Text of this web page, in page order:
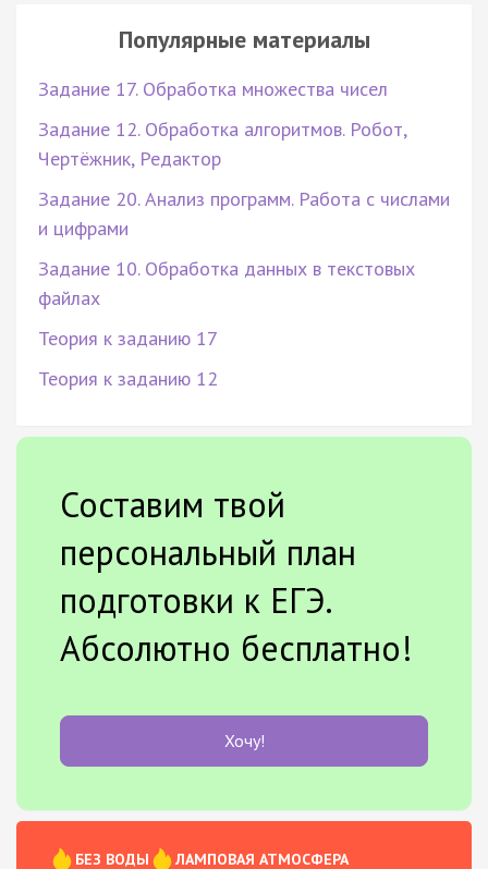
Популярные материалы
Задание 17. Обработка множества чисел
Задание 12. Обработка алгоритмов. Робот,
Чертёжник, Редактор
Задание 20. Анализ программ. Работа с числами
и цифрами
Задание 10. Обработка данных в текстовых
файлах
Теория к заданию 17
Теория к заданию 12
Составим твой
персональный план
подготовки к ЕГЭ.
Абсолютно бесплатно!
Хочу!
БЕЗ ВОДЫ
ЛАМПОВАЯ АТМОСФЕРА